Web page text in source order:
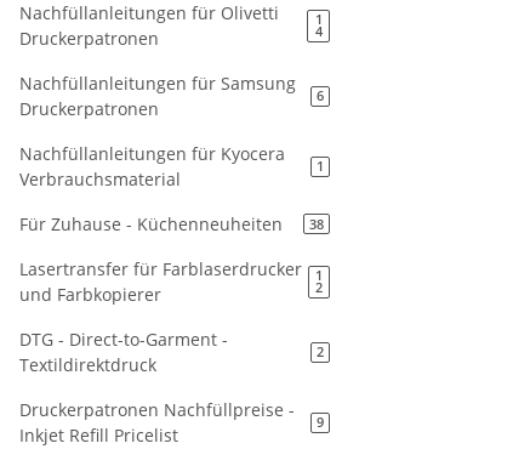
Nachfüllanleitungen für Olivetti
Druckerpatronen
1
4
Nachfüllanleitungen für Samsung
Druckerpatronen
6
Nachfüllanleitungen für Kyocera
Verbrauchsmaterial
1
Für Zuhause - Küchenneuheiten 38
Lasertransfer für Farblaserdrucker
und Farbkopierer
1
2
DTG - Direct-to-Garment -
Textildirektdruck
2
Druckerpatronen Nachfüllpreise -
Inkjet Refill Pricelist
9